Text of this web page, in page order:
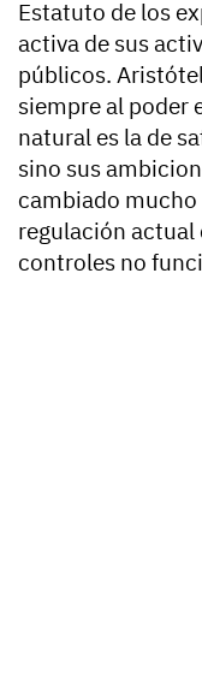
Estatuto de los
activa de sus
públicos.
siempre al poder
natural es la de
sino sus
cambiado mucho
regulación actual
controles no